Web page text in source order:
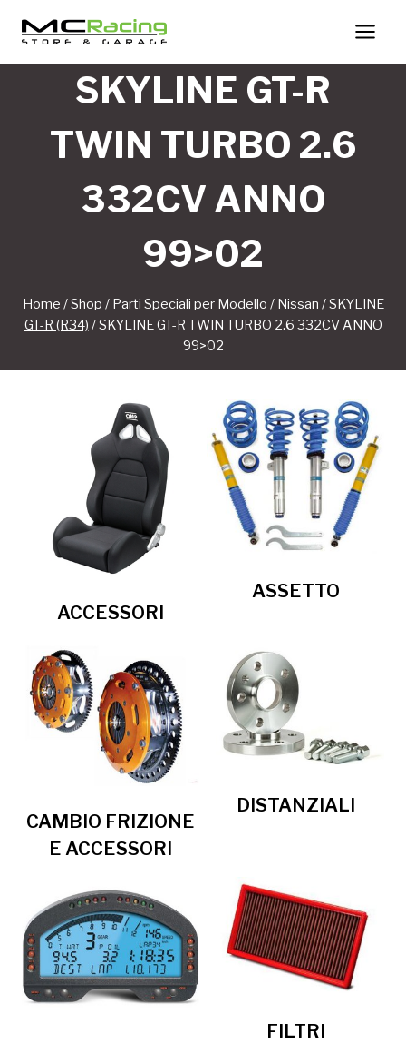
contenuto
SKYLINE GT-R
TWIN TURBO 2.6
332CV ANNO
99>02
Home /Shop / Parti Speciali per Modello / Nissan /SKYLINE
GT-R (R34) /SKYLINE GT-R TWIN TURBO 2.6 332CV ANNO
99>02
ACCESSORI
ASSETTO
CAMBIO FRIZIONE
E ACCESSORI
DISTANZIALI
FILTRI